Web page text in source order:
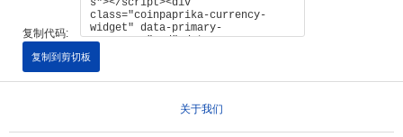
复制代码:
复制到剪切板
关于我们